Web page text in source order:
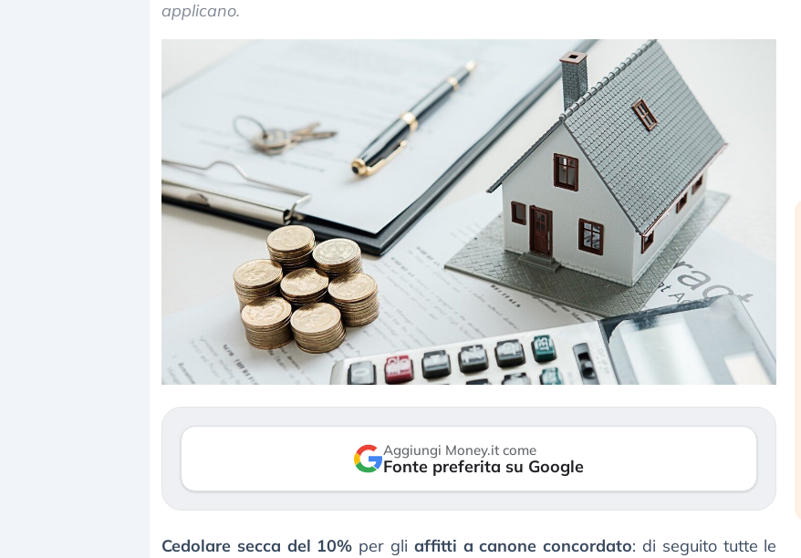
applicano.
Aggiungi Money.it come
Fonte preferita su Google
Cedolare secca del 10% per gli affitti a canone concordato: di seguito tutte le
Dalle valutazioni estreme alla
correzione. Cosa sta guidando il
repricing degli asset?
mostrando segni di stanchezza
verso le (…)
«La mia vita è rovinata». Investitori
in preda al panico dopo lo scoppio
della bolla AI
Kospi, mentre gli investitori retail (…)
30 luglio 2026